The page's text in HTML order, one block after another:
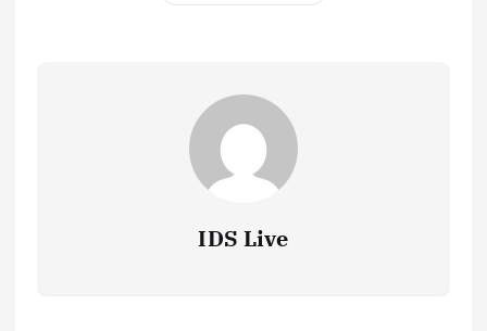
IDS Live